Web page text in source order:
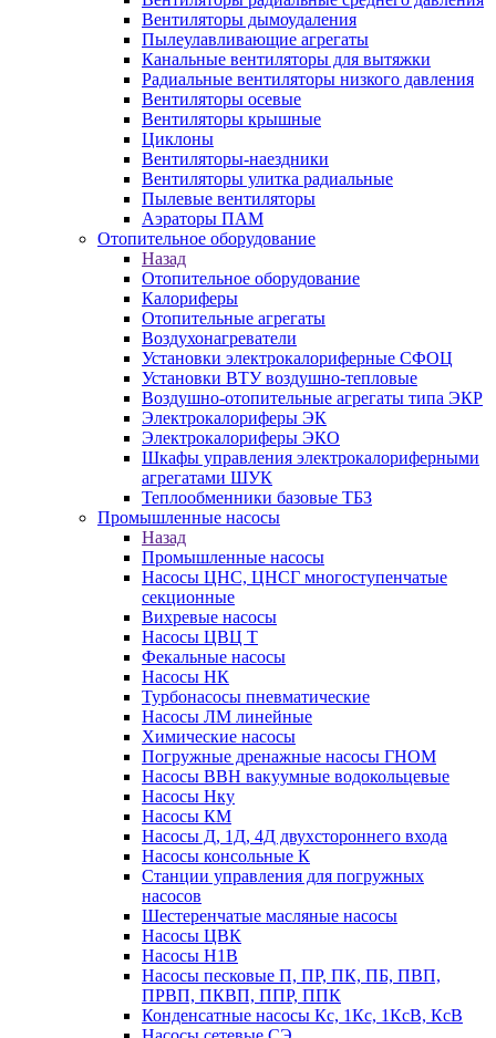
Вентиляторы дымоудаления
Пылеулавливающие агрегаты
Канальные вентиляторы для вытяжки
Радиальные вентиляторы низкого давления
Вентиляторы осевые
Вентиляторы крышные
Циклоны
Вентиляторы-наездники
Вентиляторы улитка радиальные
Пылевые вентиляторы
Аэраторы ПАМ
Отопительное оборудование
Назад
Отопительное оборудование
Калориферы
Отопительные агрегаты
Воздухонагреватели
Установки электрокалориферные СФОЦ
Установки ВТУ воздушно-тепловые
Воздушно-отопительные агрегаты типа ЭКР
Электрокалориферы ЭК
Электрокалориферы ЭКО
Шкафы управления электрокалориферными
агрегатами ШУК
Теплообменники базовые ТБЗ
Промышленные насосы
Назад
Промышленные насосы
Насосы ЦНС, ЦНСГ многоступенчатые
секционные
Вихревые насосы
Насосы ЦВЦ Т
Фекальные насосы
Насосы НК
Турбонасосы пневматические
Насосы ЛМ линейные
Химические насосы
Погружные дренажные насосы ГНОМ
Насосы ВВН вакуумные водокольцевые
Насосы Нку
Насосы КМ
Насосы Д, 1Д, 4Д двухстороннего входа
Насосы консольные К
Станции управления для погружных
насосов
Шестеренчатые масляные насосы
Насосы ЦВК
Насосы Н1В
Насосы песковые П, ПР, ПК, ПБ, ПВП,
ПРВП, ПКВП, ППР, ППК
Конденсатные насосы Кс, 1Кс, 1КсВ, КсВ